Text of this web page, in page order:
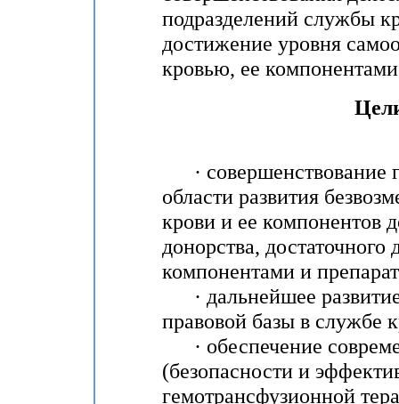
подразделений службы
достижение уровня
кровью, ее
· совершенствование
области развития
крови и ее компонентов
донорства,
компонентами и
· дальнейшее
правовой базы в службе
· обеспечение
(безопасности и
гемотрансфузионной